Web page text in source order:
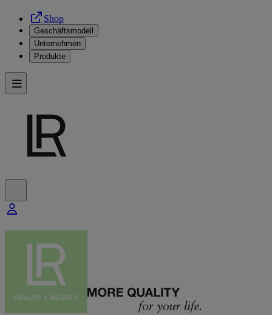
Shop
Geschäftsmodell
Unternehmen
Produkte